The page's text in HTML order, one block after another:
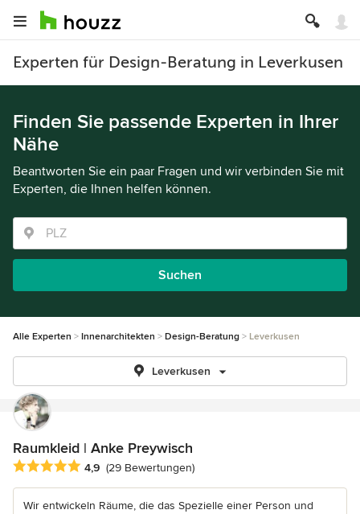
Experten für Design-Beratung in Leverkusen
Finden Sie passende Experten in Ihrer
Nähe
Beantworten Sie ein paar Fragen und wir verbinden Sie mit
Experten, die Ihnen helfen können.
Suchen
Alle Experten Innenarchitekten Design-Beratung Leverkusen
Leverkusen
Raumkleid | Anke Preywisch
Durchschnittliche Bewertung: 4.9 von 5 Sternen
4,9 (29 Bewertungen)
Wir entwickeln Räume, die das Spezielle einer Person und